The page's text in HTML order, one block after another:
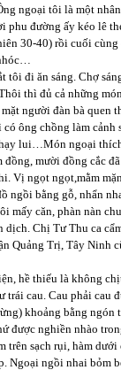
ngoại tôi là một
đường ấy kéo lê
30-40) rồi cuối
đi ăn sáng. Chợ
thì đủ cả những
người đàn bà quen
có ông chồng làm
lui…Món ngoại
mười đồng cắc
Vị ngọt ngọt,mằm
ngồi bằng gỗ, nhẩn
mấy căn, phàn nàn
Chị Tư Thu ca
Quảng Trị, Tây
hề thiếu là không
cau. Cau phải cau
khoảng bằng
được nghiền nhào
trên sạch rụi, hàm
Ngoại ngồi nhai bỏm